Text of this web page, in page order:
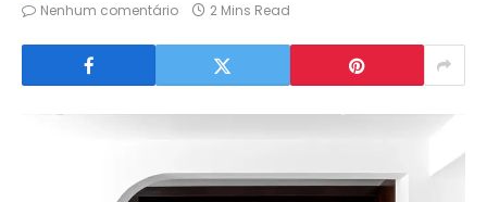
Nenhum comentário
2 Mins Read